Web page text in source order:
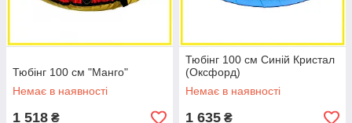
Тюбінг 100 см "Манго"
Немає в наявності
1 518 ₴
Тюбінг 100 см Синій Кристал
(Оксфорд)
Немає в наявності
1 635 ₴